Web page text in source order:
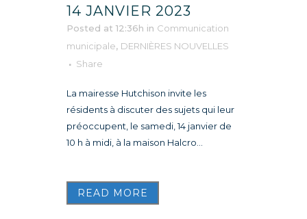
14 JANVIER 2023
Posted at 12:36h in Communication
municipale, DERNIÈRES NOUVELLES
Share
La mairesse Hutchison invite les
résidents à discuter des sujets qui leur
préoccupent, le samedi, 14 janvier de
10 h à midi, à la maison Halcro...
READ MORE